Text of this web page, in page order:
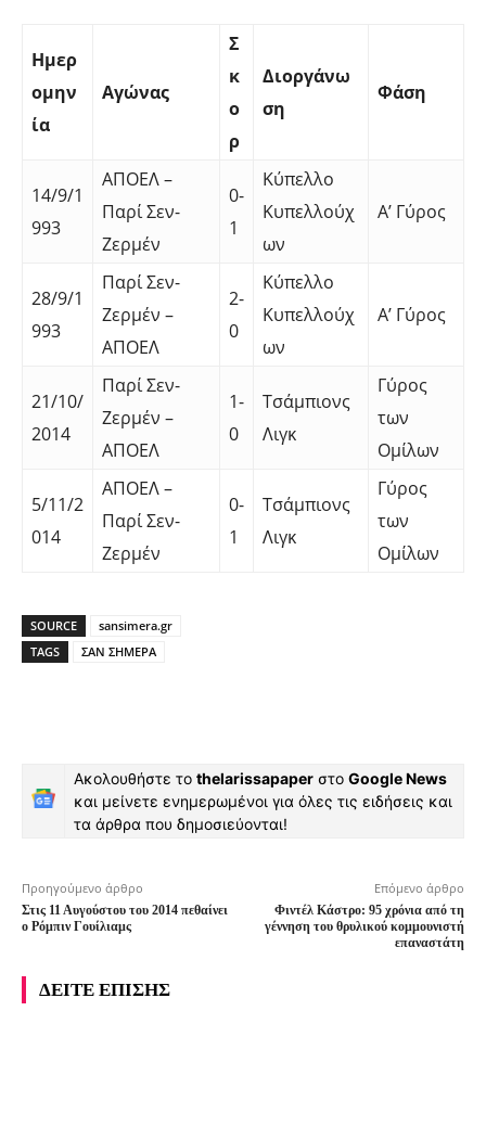
Ημερ
ομην
ία
Αγώνας
Σ
κ
ο
ρ
Διοργάνω
ση
Φάση
14/9/1
993
ΑΠΟΕΛ –
Παρί Σεν-
Ζερμέν
0-
1
Κύπελλο
Κυπελλούχ
ων
Α’ Γύρος
28/9/1
993
Παρί Σεν-
Ζερμέν –
ΑΠΟΕΛ
2-
0
Κύπελλο
Κυπελλούχ
ων
Α’ Γύρος
21/10/
2014
Παρί Σεν-
Ζερμέν –
ΑΠΟΕΛ
1-
0
Τσάμπιονς
Λιγκ
Γύρος
των
Ομίλων
5/11/2
014
ΑΠΟΕΛ –
Παρί Σεν-
Ζερμέν
0-
1
Τσάμπιονς
Λιγκ
Γύρος
των
Ομίλων
SOURCE
sansimera.gr
TAGS
ΣΑΝ ΣΗΜΕΡΑ
Ακολουθήστε το thelarissapaper στο Google News
και μείνετε ενημερωμένοι για όλες τις ειδήσεις και
τα άρθρα που δημοσιεύονται!
Προηγούμενο άρθρο
Στις 11 Αυγούστου του 2014 πεθαίνει
ο Ρόμπιν Γουίλιαμς
Επόμενο άρθρο
Φιντέλ Κάστρο: 95 χρόνια από τη
γέννηση του θρυλικού κομμουνιστή
επαναστάτη
ΔΕΙΤΕ ΕΠΙΣΗΣ